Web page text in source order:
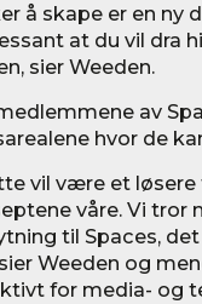
å skape er en ny
at du vil dra
sier Weeden.
av
hvor de
vil være et løsere
våre. Vi tror
til Spaces,
Weeden og
for media- og